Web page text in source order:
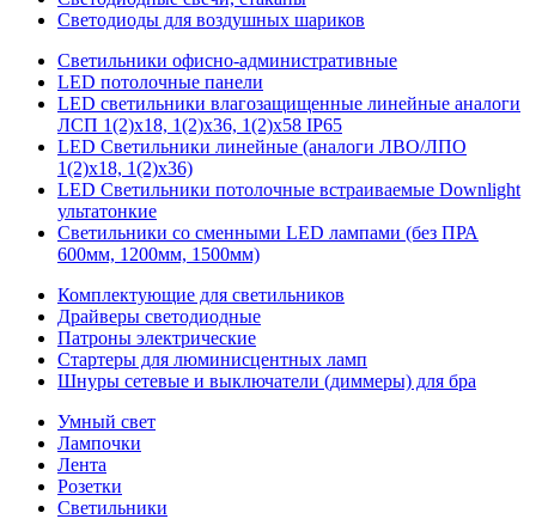
Светодиоды для воздушных шариков
Светильники офисно-административные
LED потолочные панели
LED светильники влагозащищенные линейные аналоги
ЛСП 1(2)х18, 1(2)х36, 1(2)х58 IP65
LED Светильники линейные (аналоги ЛВО/ЛПО
1(2)х18, 1(2)х36)
LED Светильники потолочные встраиваемые Downlight
ультатонкие
Светильники со сменными LED лампами (без ПРА
600мм, 1200мм, 1500мм)
Комплектующие для светильников
Драйверы светодиодные
Патроны электрические
Стартеры для люминисцентных ламп
Шнуры сетевые и выключатели (диммеры) для бра
Умный свет
Лампочки
Лента
Розетки
Светильники